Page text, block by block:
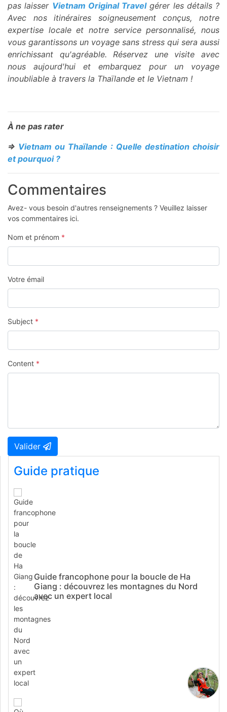
pas laisser Vietnam Original Travelgérer les détails ?
Avec nos itinéraires soigneusement conçus, notre
expertise locale et notre service personnalisé, nous
vous garantissons un voyage sans stress qui sera aussi
enrichissant qu'agréable. Réservez une visite avec
nous aujourd'hui et embarquez pour un voyage
inoubliable à travers la Thaïlande et le Vietnam !
À ne pas rater
=> Vietnam ou Thaïlande : Quelle destination choisir
et pourquoi ?
Commentaires
Avez- vous besoin d'autres renseignements ? Veuillez laisser
vos commentaires ici.
Nom et prénom *
Votre émail
Subject *
Content *
Valider
Guide pratique
Guide francophone pour la boucle de Ha
Giang : découvrez les montagnes du Nord
avec un expert local